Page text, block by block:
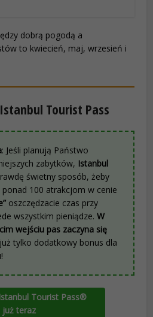
dobrą pogodą a
to kwiecień, maj, wrzesień i
Tourist Pass
: Jeśli planują Państwo
zabytków, Istanbul
świetny sposób, żeby
ponad 100 atrakcjom w cenie
oszczędzacie czas przy
wszystkim pieniądze.W
wejściu pas zaczyna się
tylko dodatkowy bonus dla
Tourist Pass®
już teraz